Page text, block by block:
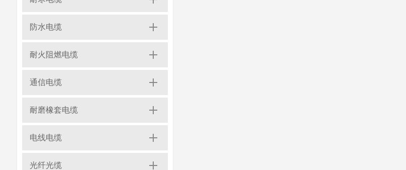
防水电缆
耐火阻燃电缆
通信电缆
耐磨橡套电缆
电线电缆
光纤光缆